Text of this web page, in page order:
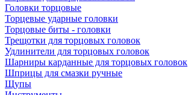
Головки торцовые
Торцевые ударные головки
Торцовые биты - головки
Трещотки для торцовых головок
Удлинители для торцовых головок
Шарниры карданные для торцовых головок
Шприцы для смазки ручные
Щупы